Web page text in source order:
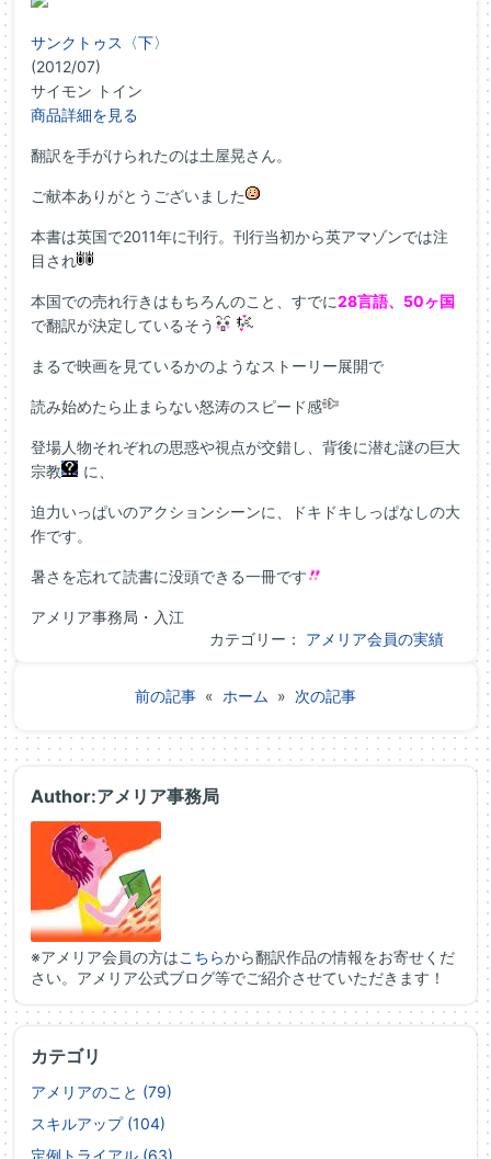
サンクトゥス〈下〉
(2012/07)
サイモン トイン
商品詳細を見る
翻訳を手がけられたのは土屋晃さん。
ご献本ありがとうございました
本書は英国で2011年に刊行。刊行当初から英アマゾンでは注
目され
本国での売れ行きはもちろんのこと、すでに28言語、50ヶ国
で翻訳が決定しているそう
まるで映画を見ているかのようなストーリー展開で
読み始めたら止まらない怒涛のスピード感
登場人物それぞれの思惑や視点が交錯し、背後に潜む謎の巨大
宗教
に、
迫力いっぱいのアクションシーンに、ドキドキしっぱなしの大
作です。
暑さを忘れて読書に没頭できる一冊です
アメリア事務局・入江
カテゴリー： アメリア会員の実績
前の記事 « ホーム » 次の記事
Author:アメリア事務局
※アメリア会員の方はこちらから翻訳作品の情報をお寄せくだ
さい。アメリア公式ブログ等でご紹介させていただきます！
カテゴリ
アメリアのこと (79)
スキルアップ (104)
定例トライアル (63)